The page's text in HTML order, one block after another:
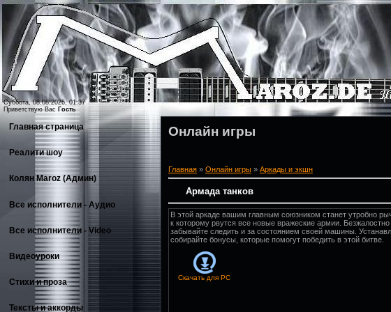
Суббота, 08.08.2026, 01:37
Приветствую Вас Гость
Главная страница
Реалити шоу
Колян Maroz (Админ)
Все исполнители - Аудио
Все исполнители - Video
Видеоуроки
Стихи и проза
Тексты и аккорды
Онлайн игры
Главная » Онлайн игры » Аркады и экшн
Армада танков
В этой аркаде вашим главным союзником станет утробно
к которому рвутся все новые вражеские армии.
забывайте следить и за состоянием своей машины.
собирайте бонусы, которые помогут победить в этой битве.
Скачать для PC